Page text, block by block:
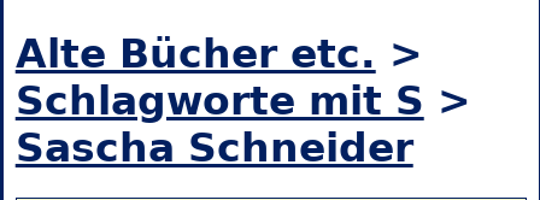
Alte Bücher etc. >
Schlagworte mit S >
Sascha Schneider